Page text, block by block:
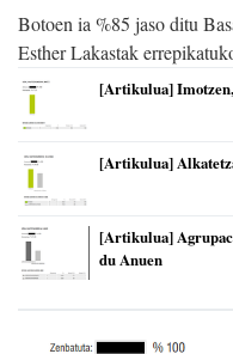
Botoen ia %85 jaso ditu
Esther Lakastak
[Artikulua]
[Artikulua]
[Artikulua]
du Anuen